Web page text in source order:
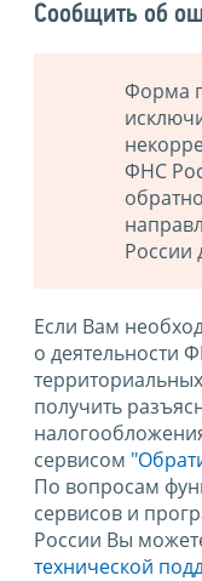
Сообщить об
Форма
ФНС
России
Если Вам
о деятельности
получить
сервисом
По вопросам
сервисов и
России Вы
технической